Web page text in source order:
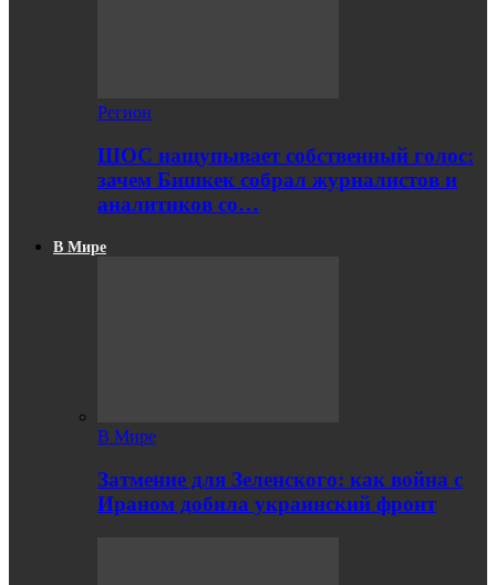
Регион
ШОС нащупывает собственный голос:
зачем Бишкек собрал журналистов и
аналитиков со…
В Мире
В Мире
Затмение для Зеленского: как война с
Ираном добила украинский фронт